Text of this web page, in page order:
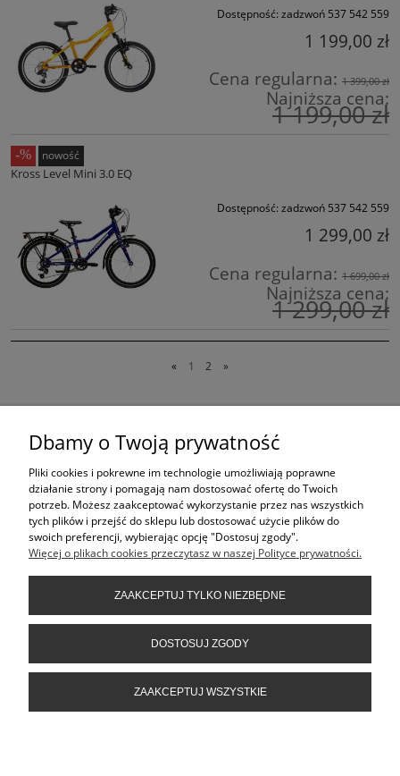
Dostępność: zadzwoń 537 542 559
1 199,00 zł
Cena regularna: 1 399,00 zł
Najniższa cena:
1 199,00 zł
Kross Level Mini 3.0 EQ
Dostępność: zadzwoń 537 542 559
1 299,00 zł
Cena regularna: 1 699,00 zł
Najniższa cena:
1 299,00 zł
nowość
« 1 2 »
stanowią oferty w rozumieniu art.66 Kodeksu Cywilnego i są jedynie
zaproszeniem do składania ofert kupna w rozumieniu art. 71 Kodeksu Cywilnego,
oraz do dokonania zakupów w naszych sklepach stacjonarnych.
ŚLEDŹ NAS NA
PRODUKTY
POMOC
INFORMACJE
Dbamy o Twoją prywatność
Pliki cookies i pokrewne im technologie umożliwiają poprawne
działanie strony i pomagają nam dostosować ofertę do Twoich
potrzeb. Możesz zaakceptować wykorzystanie przez nas wszystkich
tych plików i przejść do sklepu lub dostosować użycie plików do
swoich preferencji, wybierając opcję "Dostosuj zgody".
Więcej o plikach cookies przeczytasz w naszej Polityce prywatności.
ZAAKCEPTUJ TYLKO NIEZBĘDNE
DOSTOSUJ ZGODY
ZAAKCEPTUJ WSZYSTKIE